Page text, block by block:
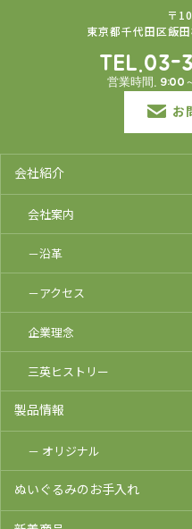
〒
東京都千代田区飯
TEL.03-
営業時間. 9:00
お
会社紹介
会社案内
－沿革
－アクセス
企業理念
三英ヒストリー
製品情報
－ オリジナル
ぬいぐるみのお手入れ